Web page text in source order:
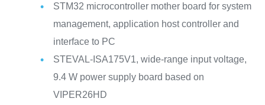
STM32 microcontroller mother board for system
management, application host controller and
interface to PC
STEVAL-ISA175V1, wide-range input voltage,
9.4 W power supply board based on
VIPER26HD